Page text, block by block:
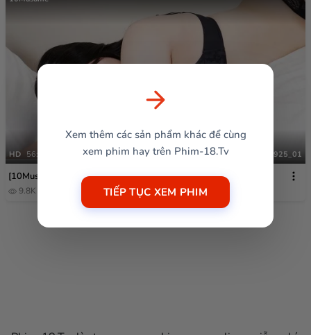
HD 56:29 031925_01
[10Musume] 031925_01
9.8K
Xem thêm các sản phẩm khác để cùng
xem phim hay trên Phim-18.Tv
TIẾP TỤC XEM PHIM